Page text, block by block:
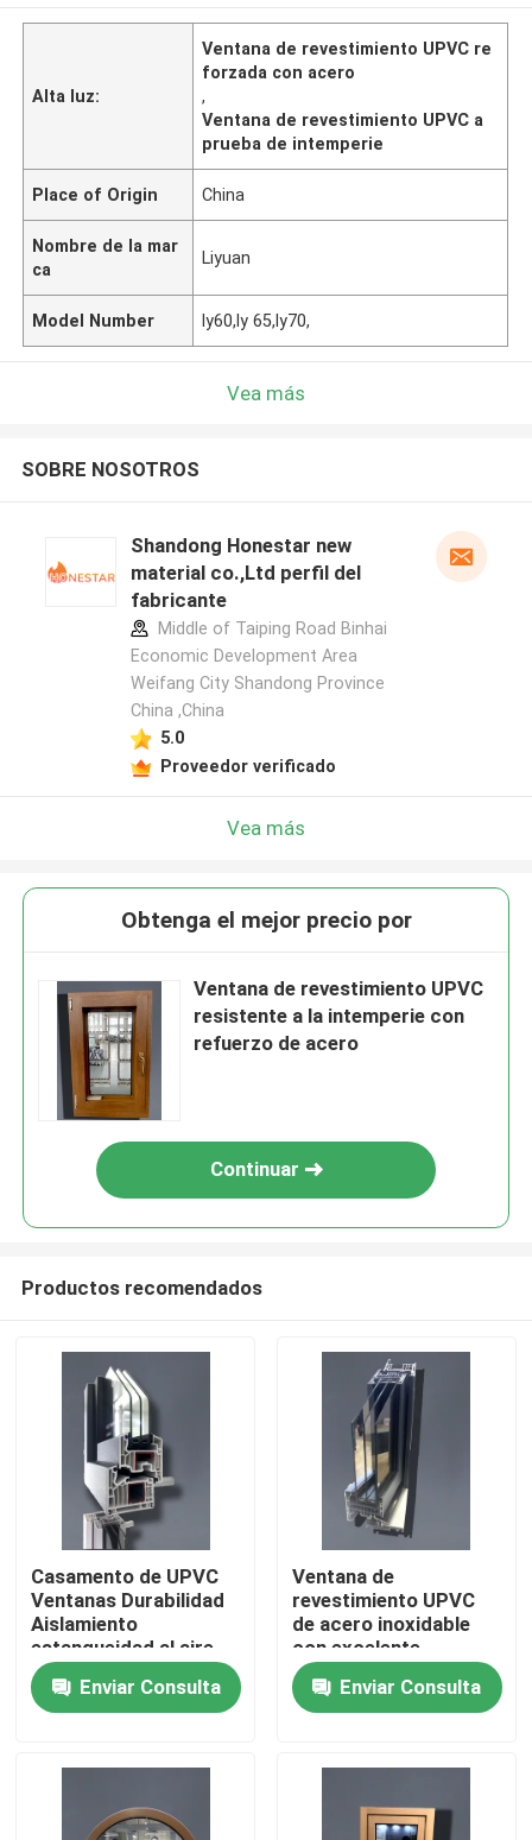
Hogar
vídeos
Alta luz:
Ventana de revestimiento UPVC re
forzada con acero
,
Ventana de revestimiento UPVC a
prueba de intemperie
Place of Origin China
Nombre de la mar
ca
Liyuan
Model Number ly60,ly 65,ly70,
Vea más
SOBRE NOSOTROS
Shandong Honestar new
material co.,Ltd perfil del
fabricante
Middle of Taiping Road Binhai
Economic Development Area
Weifang City Shandong Province
China ,China
5.0
Proveedor verificado
Vea más
Obtenga el mejor precio por
Ventana de revestimiento UPVC
resistente a la intemperie con
refuerzo de acero
Continuar
Productos recomendados
Casamento de UPVC
Ventanas Durabilidad
Aislamiento
estanqueidad al aire
Enviar Consulta
Ventana de
revestimiento UPVC
de acero inoxidable
con excelente
resistencia al viento
Enviar Consulta